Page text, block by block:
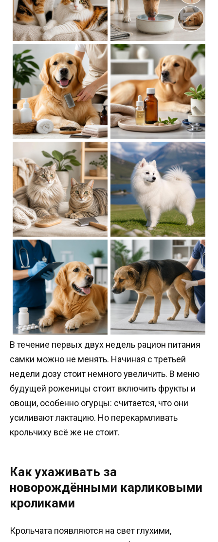
В течение первых двух недель рацион питания
самки можно не менять. Начиная с третьей
недели дозу стоит немного увеличить. В меню
будущей роженицы стоит включить фрукты и
овощи, особенно огурцы: считается, что они
усиливают лактацию. Но перекармливать
крольчиху всё же не стоит.
Как ухаживать за
новорождёнными карликовыми
кроликами
Крольчата появляются на свет глухими,